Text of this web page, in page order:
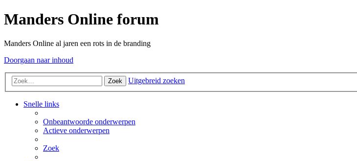
Manders Online forum
Manders Online al jaren een rots in de branding
Doorgaan naar inhoud
Zoek Uitgebreid zoeken
Snelle links
Onbeantwoorde onderwerpen
Actieve onderwerpen
Zoek